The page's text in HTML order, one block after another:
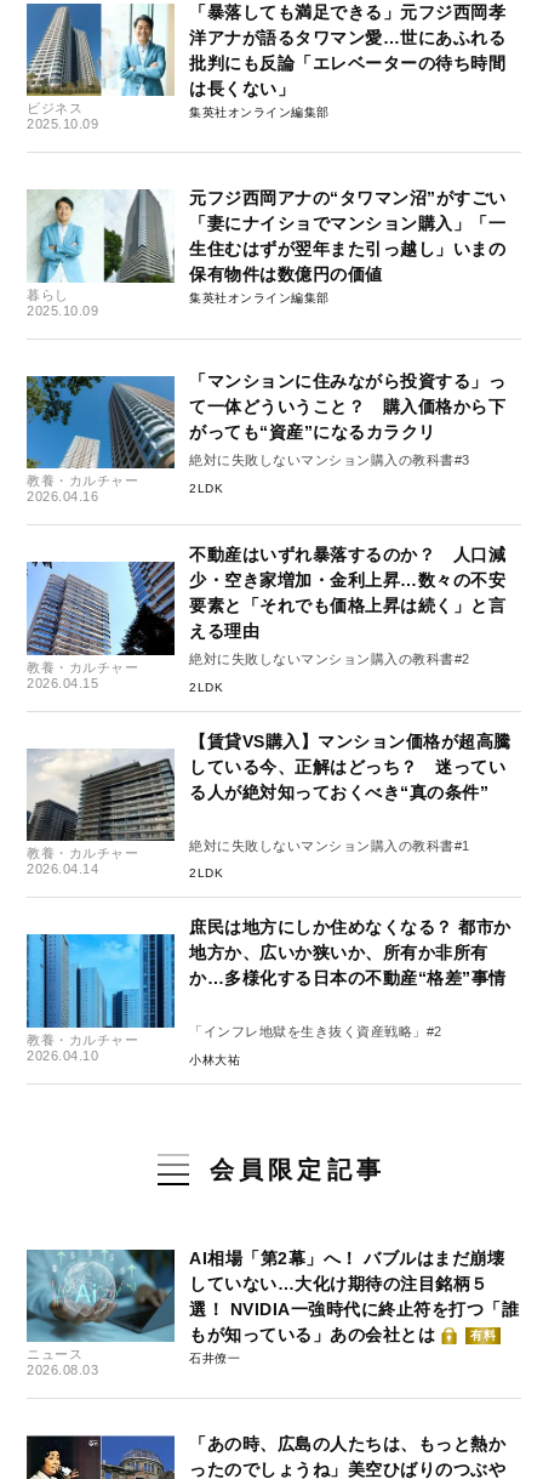
ビジネス
2025.10.09
「暴落しても満足できる」元フジ西岡孝
洋アナが語るタワマン愛…世にあふれる
批判にも反論「エレベーターの待ち時間
は長くない」
集英社オンライン編集部
暮らし
2025.10.09
元フジ西岡アナの“タワマン沼”がすごい
「妻にナイショでマンション購入」「一
生住むはずが翌年また引っ越し」いまの
保有物件は数億円の価値
集英社オンライン編集部
教養・カルチャー
2026.04.16
「マンションに住みながら投資する」っ
て一体どういうこと？ 購入価格から下
がっても“資産”になるカラクリ
絶対に失敗しないマンション購入の教科書#3
2LDK
教養・カルチャー
2026.04.15
不動産はいずれ暴落するのか？ 人口減
少・空き家増加・金利上昇…数々の不安
要素と「それでも価格上昇は続く」と言
える理由
絶対に失敗しないマンション購入の教科書#2
2LDK
教養・カルチャー
2026.04.14
【賃貸VS購入】マンション価格が超高騰
している今、正解はどっち？ 迷ってい
る人が絶対知っておくべき“真の条件”
絶対に失敗しないマンション購入の教科書#1
2LDK
教養・カルチャー
2026.04.10
庶民は地方にしか住めなくなる？ 都市か
地方か、広いか狭いか、所有か非所有
か…多様化する日本の不動産“格差”事情
「インフレ地獄を生き抜く資産戦略」#2
小林大祐
会員限定記事
ニュース
2026.08.03
AI相場「第2幕」へ！ バブルはまだ崩壊
していない…大化け期待の注目銘柄５
選！ NVIDIA一強時代に終止符を打つ「誰
もが知っている」あの会社とは
有料
石井僚一
「あの時、広島の人たちは、もっと熱か
ったのでしょうね」美空ひばりのつぶや